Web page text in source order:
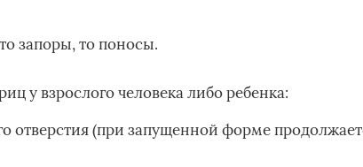
запоры, то поносы.
у взрослого человека либо ребенка:
отверстия (при запущенной форме